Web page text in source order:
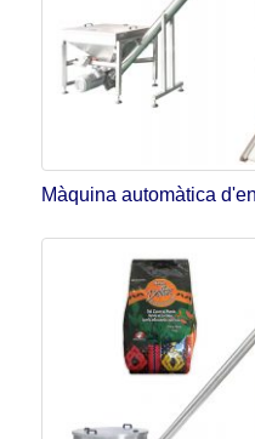
Màquina automàtica